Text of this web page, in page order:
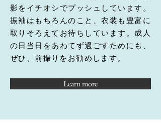
影をイチオシでプッシュしています。
振袖はもちろんのこと、衣装も豊富に
取りそろえてお待ちしています。成人
の日当日をあわてず過ごすためにも、
ぜひ、前撮りをお勧めします。
Learn more